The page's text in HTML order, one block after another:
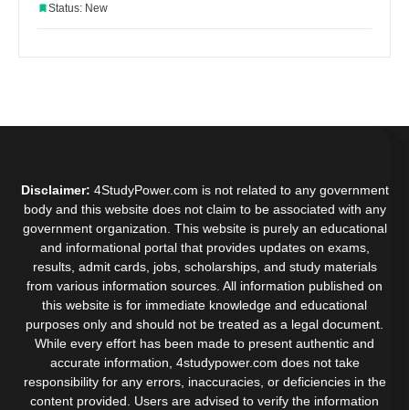
Status: New
Disclaimer: 4StudyPower.com is not related to any government
body and this website does not claim to be associated with any
government organization. This website is purely an educational
and informational portal that provides updates on exams,
results, admit cards, jobs, scholarships, and study materials
from various information sources. All information published on
this website is for immediate knowledge and educational
purposes only and should not be treated as a legal document.
While every effort has been made to present authentic and
accurate information, 4studypower.com does not take
responsibility for any errors, inaccuracies, or deficiencies in the
content provided. Users are advised to verify the information